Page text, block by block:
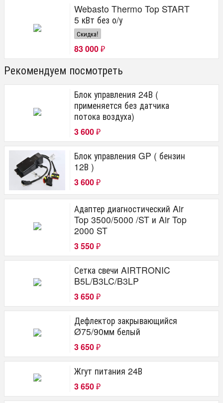
Webasto Thermo Top START
5 кВт без о/у
Скидка!
83 000 ₽
Рекомендуем посмотреть
Блок управления 24В (
применяется без датчика
потока воздуха)
3 600 ₽
Блок управления GP ( бензин
12В )
3 600 ₽
Адаптер диагностический Air
Top 3500/5000 /ST и Air Top
2000 ST
3 550 ₽
Сетка свечи AIRTRONIC
B5L/B3LC/B3LP
3 650 ₽
Дефлектор закрывающийся
Ø75/90мм белый
3 650 ₽
Жгут питания 24В
3 650 ₽